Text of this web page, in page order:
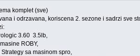
komplet (sve)
i odrzavana, koriscena 2. sezone i sadrzi sve
3.60 3.5lb,
ROBY,
sa masinom spro,